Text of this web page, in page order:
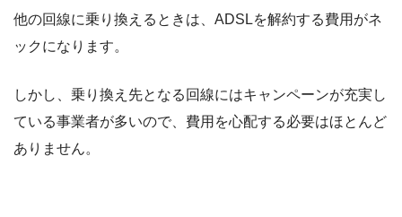
他の回線に乗り換えるときは、ADSLを解約する費用がネ
ックになります。
しかし、乗り換え先となる回線にはキャンペーンが充実し
ている事業者が多いので、費用を心配する必要はほとんど
ありません。